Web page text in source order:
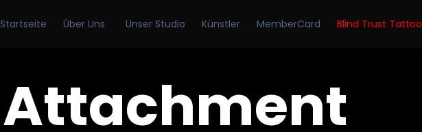
Startseite Über Uns Unser Studio Künstler MemberCard Blind Trust Tattoo
Attachment